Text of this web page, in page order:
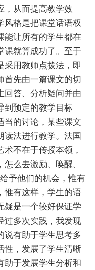
，从而提高教学效
风格是把课堂话语权
能让所有的学生都在
课就算成功了。至于
采用教师点拨法，即
首先由一篇课文的切
回答、分析疑问并由
到预定的教学目标
当的讨论，某些课文
读法进行教学。法国
不在于传授本领，
么去激励、唤醒、
予他们的机会，惟有
惟有这样，学生的语
疑是一个较好保证学
过多次实践，我发现
说有助于学生思考多
性，发展了学生清晰
助于发展学生分析和